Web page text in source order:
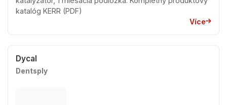
katalóg KERR (PDF)
Více
Dycal
Dentsply